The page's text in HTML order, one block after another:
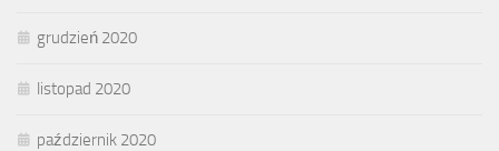
grudzień 2020
listopad 2020
październik 2020